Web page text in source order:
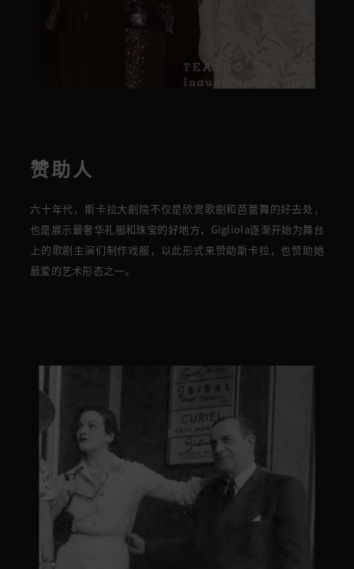
赞助人
六十 年代，斯卡拉大剧院不仅是欣赏歌剧和芭蕾舞的好去处，
也是展示最奢华礼服和珠宝的好地方，
Gigliola逐渐开始为舞台
上的歌剧主演们制作戏服，以此形式来赞助斯卡拉，也赞助她
最爱的艺术形态之一。